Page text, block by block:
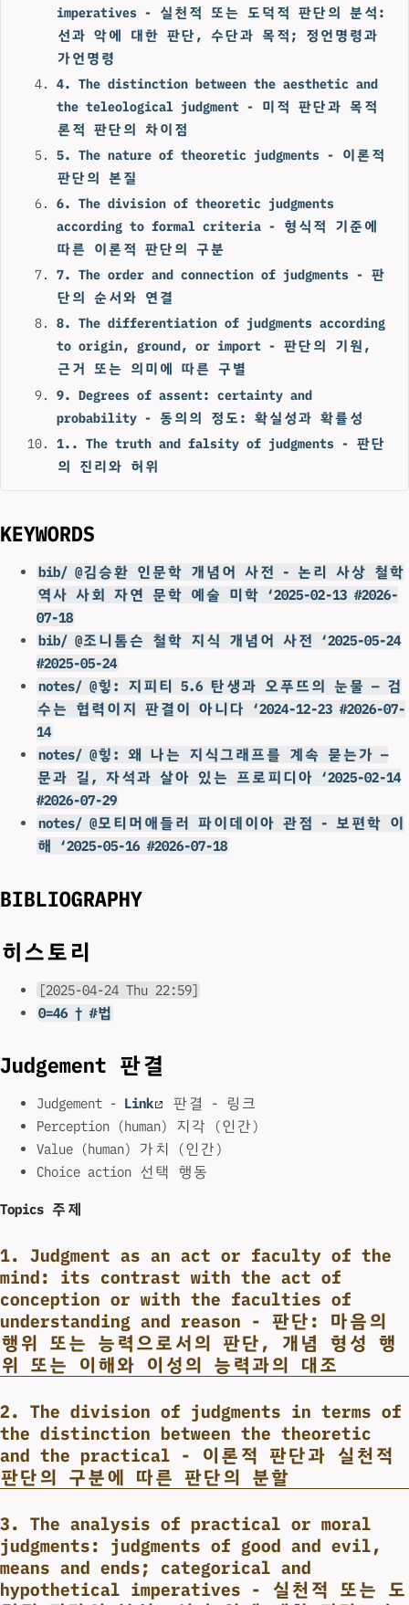
imperatives - 실천적 또는 도덕적 판단의 분석:
선과 악에 대한 판단, 수단과 목적; 정언명령과
가언명령
4. The distinction between the aesthetic and
the teleological judgment - 미적 판단과 목적
론적 판단의 차이점
5. The nature of theoretic judgments - 이론적
판단의 본질
6. The division of theoretic judgments
according to formal criteria - 형식적 기준에
따른 이론적 판단의 구분
7. The order and connection of judgments - 판
단의 순서와 연결
8. The differentiation of judgments according
to origin, ground, or import - 판단의 기원,
근거 또는 의미에 따른 구별
9. Degrees of assent: certainty and
probability - 동의의 정도: 확실성과 확률성
1.. The truth and falsity of judgments - 판단
의 진리와 허위
KEYWORDS
bib/ @김승환 인문학 개념어 사전 - 논리 사상 철학
역사 사회 자연 문학 예술 미학 ‘2025-02-13 #2026-
07-18
bib/ @조니톰슨 철학 지식 개념어 사전 ‘2025-05-24
#2025-05-24
notes/ @힣: 지피티 5.6 탄생과 오푸뜨의 눈물 — 검
수는 협력이지 판결이 아니다 ‘2024-12-23 #2026-07-
14
notes/ @힣: 왜 나는 지식그래프를 계속 묻는가 —
문과 길, 자석과 살아 있는 프로피디아 ‘2025-02-14
#2026-07-29
notes/ @모티머애들러 파이데이아 관점 - 보편학 이
해 ‘2025-05-16 #2026-07-18
BIBLIOGRAPHY
히스토리
[2025-04-24 Thu 22:59]
0=46 † #법
Judgement 판결
Judgement - Link
판결 - 링크
Perception (human) 지각 (인간)
Value (human) 가치 (인간)
Choice action 선택 행동
Topics 주제
1. Judgment as an act or faculty of the
mind: its contrast with the act of
conception or with the faculties of
understanding and reason - 판단: 마음의
행위 또는 능력으로서의 판단, 개념 형성 행
위 또는 이해와 이성의 능력과의 대조
2. The division of judgments in terms of
the distinction between the theoretic
and the practical - 이론적 판단과 실천적
판단의 구분에 따른 판단의 분할
3. The analysis of practical or moral
judgments: judgments of good and evil,
means and ends; categorical and
hypothetical imperatives - 실천적 또는 도